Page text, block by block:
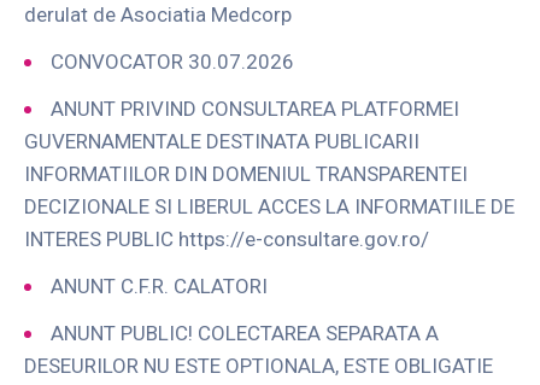
derulat de Asociatia Medcorp
CONVOCATOR 30.07.2026
ANUNT PRIVIND CONSULTAREA PLATFORMEI
GUVERNAMENTALE DESTINATA PUBLICARII
INFORMATIILOR DIN DOMENIUL TRANSPARENTEI
DECIZIONALE SI LIBERUL ACCES LA INFORMATIILE DE
INTERES PUBLIC https://e-consultare.gov.ro/
ANUNT C.F.R. CALATORI
ANUNT PUBLIC! COLECTAREA SEPARATA A
DESEURILOR NU ESTE OPTIONALA, ESTE OBLIGATIE